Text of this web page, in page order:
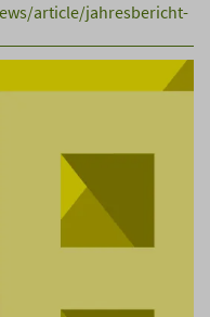
article/jahresbericht-